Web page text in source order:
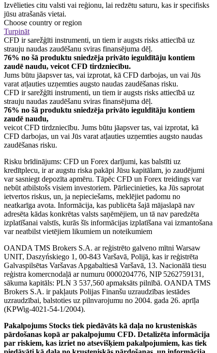
Izvēlieties citu valsti vai reģionu, lai redzētu saturu, kas ir specifisks
jūsu atrašanās vietai.
Choose country or region
Turpināt
CFD ir sarežģīti instrumenti, un tiem ir augsts risks attiecībā uz
strauju naudas zaudēšanu sviras finansējuma dēļ.
76% no šā produktu sniedzēja privāto ieguldītāju kontiem
zaudē naudu, veicot CFD tirdzniecību.
Jums būtu jāapsver tas, vai izprotat, kā CFD darbojas, un vai Jūs
varat atļauties uzņemties augsto naudas zaudēšanas risku.
CFD ir sarežģīti instrumenti, un tiem ir augsts risks attiecībā uz
strauju naudas zaudēšanu sviras finansējuma dēļ.
76% no šā produktu sniedzēja privāto ieguldītāju kontiem
zaudē naudu,
veicot CFD tirdzniecību. Jums būtu jāapsver tas, vai izprotat, kā
CFD darbojas, un vai Jūs varat atļauties uzņemties augsto naudas
zaudēšanas risku.
Risku brīdinājums: CFD un Forex darījumi, kas balstīti uz
kredītplecu, ir ar augstu riska pakāpi Jūsu kapitālam, jo zaudējumi
var sasniegt depozīta apmēru. Tāpēc CFD un Forex treidings var
nebūt atbilstošs visiem investoriem. Pārliecinieties, ka Jūs saprotat
ietvertos riskus, un, ja nepieciešams, meklējiet padomu no
neatkarīga avota. Informācija, kas publicēta šajā mājaslapā nav
adresēta kādas konkrētas valsts saņēmējiem, un tā nav paredzēta
izplatīšanai valstīs, kurās šīs informācijas izplatīšana vai izmantošana
var neatbilst vietējiem likumiem un noteikumiem
OANDA TMS Brokers S.A. ar reģistrēto galveno mītni Warsaw
UNIT, Daszyńskiego 1, 00-843 Varšavā, Polijā, kas ir reģistrēta
Galvaspilsētas Varšavas Apgabaltiesā Varšavā, 13. Nacionālā tiesu
reģistra komercnodaļā ar numuru 0000204776, NIP 5262759131,
sākuma kapitāls: PLN 3 537,560 apmaksāts pilnībā. OANDA TMS
Brokers S.A. ir pakļauts Polijas Finanšu uzraudzības iestādes
uzraudzībai, balstoties uz pilnvarojumu no 2004. gada 26. aprīļa
(KPWig-4021-54-1/2004).
Pakalpojums Stocks tiek piedāvāts kā daļa no krusteniskās
pārdošanas kopā ar pakalpojumu CFD. Detalizēta informācija
par riskiem, kas izriet no atsevišķiem pakalpojumiem, kas tiek